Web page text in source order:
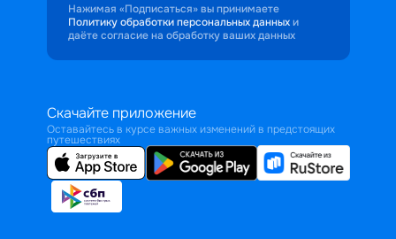
Нажимая «Подписаться» вы принимаете
Политику обработки персональных данных и
даёте согласие на обработку ваших данных
Скачайте приложение
Оставайтесь в курсе важных изменений в предстоящих
путешествиях